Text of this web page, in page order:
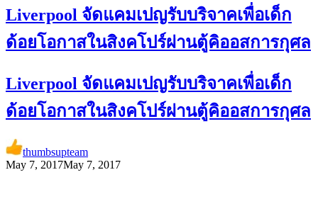
Liverpool จัดแคมเปญรับบริจาคเพื่อเด็ก
ด้อยโอกาสในสิงคโปร์ผ่านตู้คิออสการกุศล
Liverpool จัดแคมเปญรับบริจาคเพื่อเด็ก
ด้อยโอกาสในสิงคโปร์ผ่านตู้คิออสการกุศล
thumbsupteam
May 7, 2017May 7, 2017